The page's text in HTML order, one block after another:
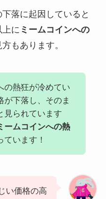
落に起因していると
上に ミームコインへの
もあります。
の熱狂が冷めてい
が下落し、そのま
見られています
ームコインへの熱
ています！
い価格の高